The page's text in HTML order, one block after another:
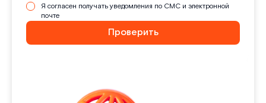
Я согласен получать уведомления по СМС и электронной
почте
Проверить